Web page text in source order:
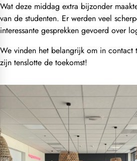
Wat deze middag extra bijzonder
van de studenten. Er werden veel
interessante gesprekken gevoerd over
We vinden het belangrijk om in
zijn tenslotte de toekomst!